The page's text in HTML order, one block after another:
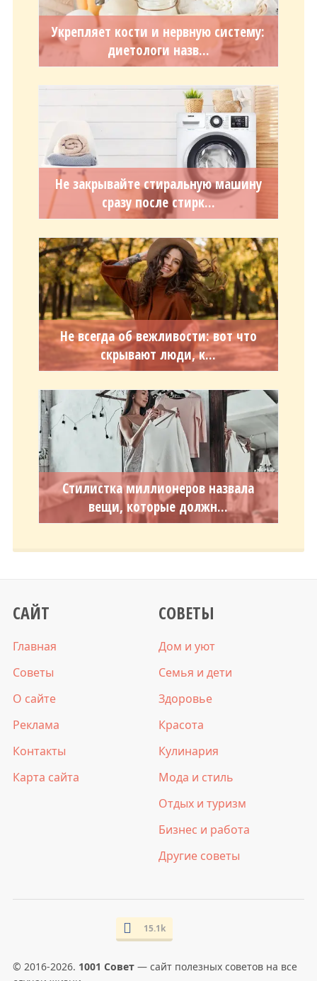
Укрепляет кости и нервную систему:
диетологи назв...
Не закрывайте стиральную машину
сразу после стирк...
Не всегда об вежливости: вот что
скрывают люди, к...
Стилистка миллионеров назвала
вещи, которые должн...
САЙТ
Главная
Советы
О сайте
Реклама
Контакты
Карта сайта
СОВЕТЫ
Дом и уют
Семья и дети
Здоровье
Красота
Кулинария
Мода и стиль
Отдых и туризм
Бизнес и работа
Другие советы
15.1k
© 2016-2026. 1001 Совет— сайт полезных советов на все